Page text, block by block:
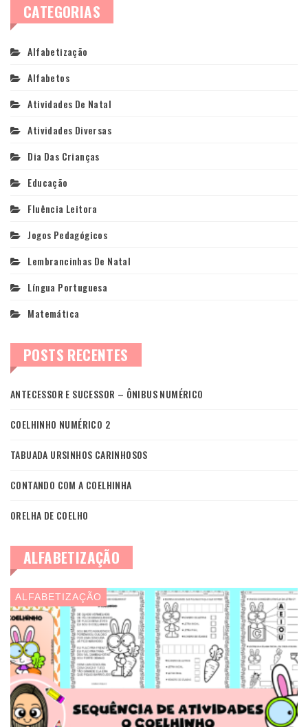
CATEGORIAS
Alfabetização
Alfabetos
Atividades De Natal
Atividades Diversas
Dia Das Crianças
Educação
Fluência Leitora
Jogos Pedagógicos
Lembrancinhas De Natal
Língua Portuguesa
Matemática
POSTS RECENTES
ANTECESSOR E SUCESSOR – ÔNIBUS NUMÉRICO
COELHINHO NUMÉRICO 2
TABUADA URSINHOS CARINHOSOS
CONTANDO COM A COELHINHA
ORELHA DE COELHO
ALFABETIZAÇÃO
ALFABETIZAÇÃO